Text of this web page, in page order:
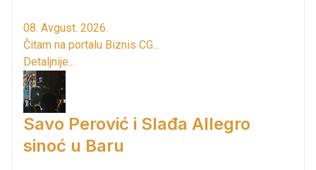
08. Avgust. 2026.
Čitam na portalu Biznis CG...
Detaljnije...
Savo Perović i Slađa Allegro
sinoć u Baru